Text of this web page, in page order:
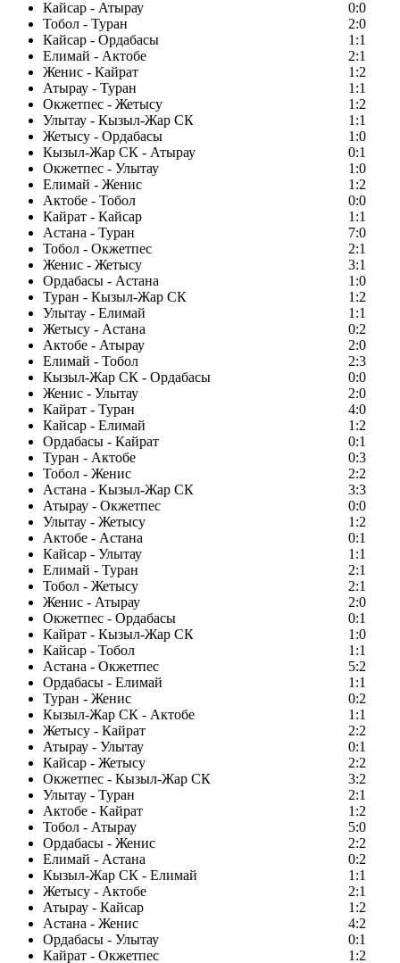
Кайсар - Атырау
0:0
Тобол - Туран
2:0
Кайсар - Ордабасы
1:1
Елимай - Актобе
2:1
Женис - Кайрат
1:2
Атырау - Туран
1:1
Окжетпес - Жетысу
1:2
Улытау - Кызыл-Жар СК
1:1
Жетысу - Ордабасы
1:0
Кызыл-Жар СК - Атырау
0:1
Окжетпес - Улытау
1:0
Елимай - Женис
1:2
Актобе - Тобол
0:0
Кайрат - Кайсар
1:1
Астана - Туран
7:0
Тобол - Окжетпес
2:1
Женис - Жетысу
3:1
Ордабасы - Астана
1:0
Туран - Кызыл-Жар СК
1:2
Улытау - Елимай
1:1
Жетысу - Астана
0:2
Актобе - Атырау
2:0
Елимай - Тобол
2:3
Кызыл-Жар СК - Ордабасы
0:0
Женис - Улытау
2:0
Кайрат - Туран
4:0
Кайсар - Елимай
1:2
Ордабасы - Кайрат
0:1
Туран - Актобе
0:3
Тобол - Женис
2:2
Астана - Кызыл-Жар СК
3:3
Атырау - Окжетпес
0:0
Улытау - Жетысу
1:2
Актобе - Астана
0:1
Кайсар - Улытау
1:1
Елимай - Туран
2:1
Тобол - Жетысу
2:1
Женис - Атырау
2:0
Окжетпес - Ордабасы
0:1
Кайрат - Кызыл-Жар СК
1:0
Кайсар - Тобол
1:1
Астана - Окжетпес
5:2
Ордабасы - Елимай
1:1
Туран - Женис
0:2
Кызыл-Жар СК - Актобе
1:1
Жетысу - Кайрат
2:2
Атырау - Улытау
0:1
Кайсар - Жетысу
2:2
Окжетпес - Кызыл-Жар СК
3:2
Улытау - Туран
2:1
Актобе - Кайрат
1:2
Тобол - Атырау
5:0
Ордабасы - Женис
2:2
Елимай - Астана
0:2
Кызыл-Жар СК - Елимай
1:1
Жетысу - Актобе
2:1
Атырау - Кайсар
1:2
Астана - Женис
4:2
Ордабасы - Улытау
0:1
Кайрат - Окжетпес
1:2